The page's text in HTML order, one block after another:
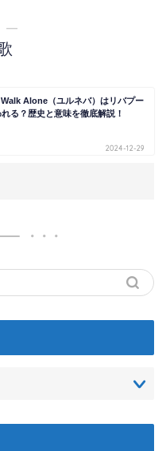
―
Alone（ユルネバ）はリバプー
る？歴史と意味を徹底解説！
2024-12-29